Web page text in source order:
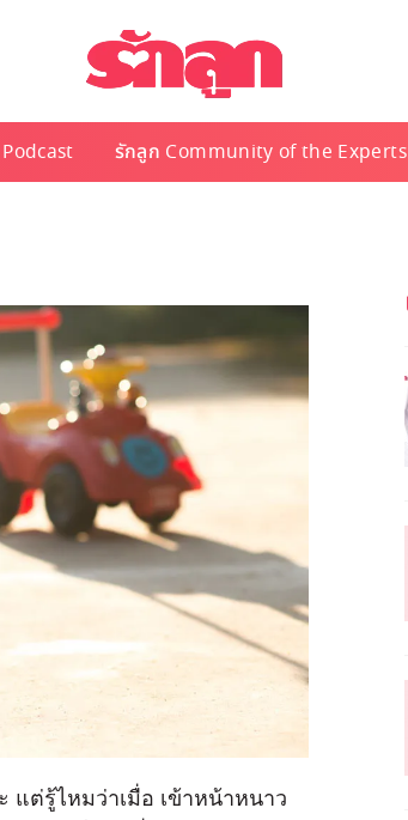
รักลูก Community of the Experts
แต่รู้ไหมว่าเมื่อ เข้าหน้าหนาว